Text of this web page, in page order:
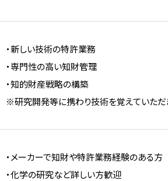
・新しい技術の特許業務
・専門性の高い知財管理
・知的財産戦略の構築
※研究開発等に携わり技術を覚えていただ
・メーカーで知財や特許業務経験のある方
・化学の研究など詳しい方歓迎